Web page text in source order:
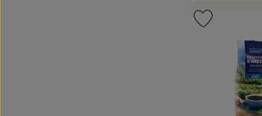
Produkt